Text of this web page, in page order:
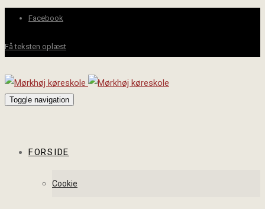
Facebook
Få teksten oplæst
Toggle navigation
FORSIDE
Cookie